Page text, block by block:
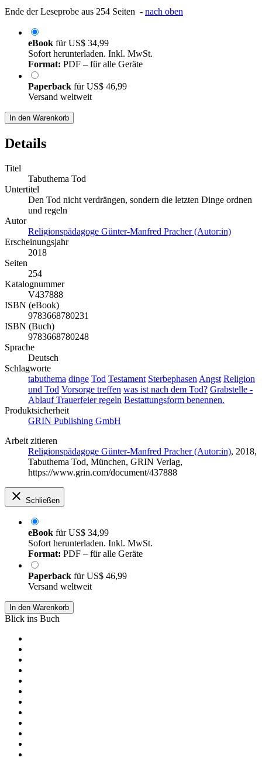
Ende der Leseprobe aus 254 Seiten - nach oben
eBook fürUS$ 34,99
Sofort herunterladen. Inkl. MwSt.
Format: PDF – für alle Geräte
Paperback fürUS$ 46,99
Versand weltweit
In den Warenkorb
Details
Titel
Tabuthema Tod
Untertitel
Den Tod nicht verdrängen, sondern die letzten Dinge ordnen
und regeln
Autor
Religionspädagoge Günter-Manfred Pracher (Autor:in)
Erscheinungsjahr
2018
Seiten
254
Katalognummer
V437888
ISBN (eBook)
9783668780231
ISBN (Buch)
9783668780248
Sprache
Deutsch
Schlagworte
tabuthema dinge Tod Testament Sterbephasen Angst Religion
und Tod Vorsorge treffen was ist nach dem Tod? Grabstelle -
Ablauf Trauerfeier regeln Bestattungsform benennen.
Produktsicherheit
GRIN Publishing GmbH
Arbeit zitieren
Religionspädagoge Günter-Manfred Pracher (Autor:in), 2018,
Tabuthema Tod, München, GRIN Verlag,
https://www.grin.com/document/437888
Schließen
eBook fürUS$ 34,99
Sofort herunterladen. Inkl. MwSt.
Format: PDF – für alle Geräte
Paperback fürUS$ 46,99
Versand weltweit
In den Warenkorb
Blick ins Buch